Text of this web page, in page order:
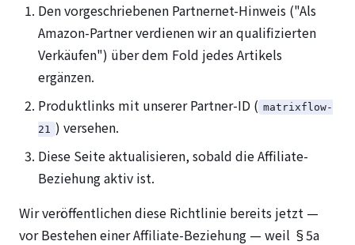
Den vorgeschriebenen Partnernet-Hinweis ("Als
Amazon-Partner verdienen wir an qualifizierten
Verkäufen") über dem Fold jedes Artikels
ergänzen.
Produktlinks mit unserer Partner-ID ( matrixflow-
21 ) versehen.
Diese Seite aktualisieren, sobald die Affiliate-
Beziehung aktiv ist.
Wir veröffentlichen diese Richtlinie bereits jetzt —
vor Bestehen einer Affiliate-Beziehung — weil §5a